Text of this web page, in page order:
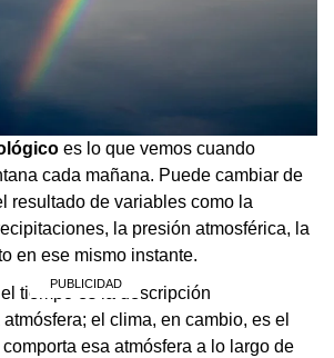
es lo que vemos cuando
cada mañana. Puede cambiar de
resultado de variables como la
la presión atmosférica, la
en ese mismo instante.
tiempo es la descripción
el clima, en cambio, es el
esa atmósfera a lo largo de